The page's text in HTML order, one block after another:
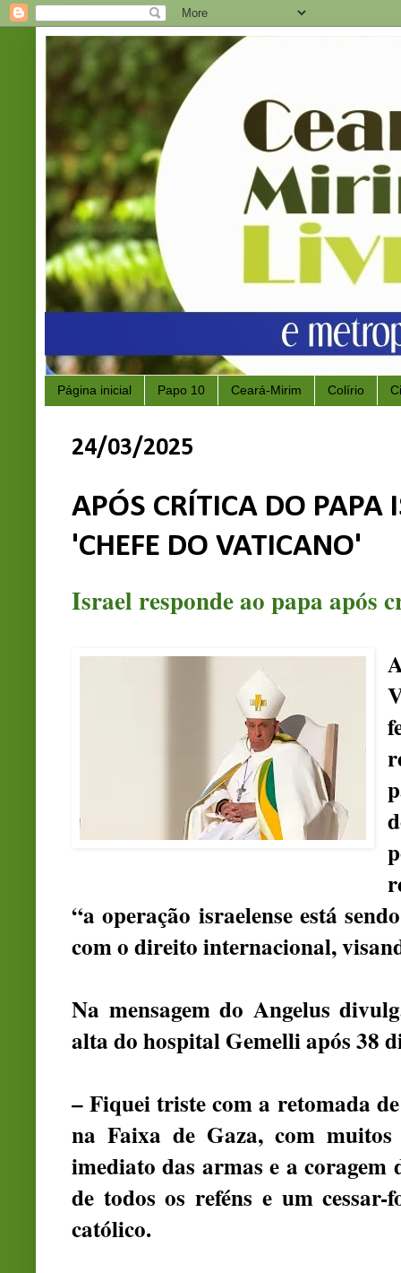
Página inicial Papo 10 Ceará-Mirim Colírio
24/03/2025
APÓS CRÍTICA DO PAPA
'CHEFE DO VATICANO'
Israel responde ao papa após
“a operação israelense está
com o direito internacional,
Na mensagem do Angelus
alta do hospital Gemelli após 38
– Fiquei triste com a retomada
na Faixa de Gaza, com
imediato das armas e a
de todos os reféns e um
católico.